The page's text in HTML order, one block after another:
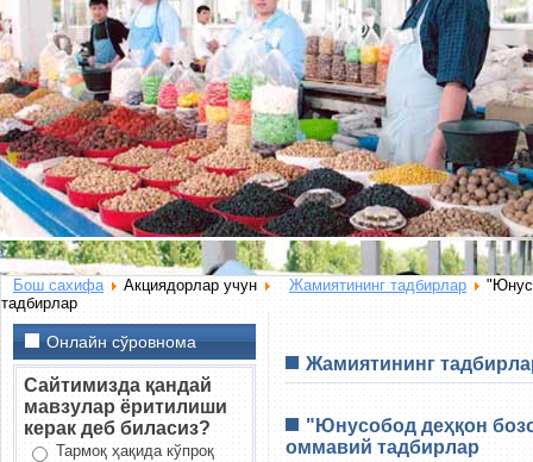
Бош сахифа Акциядорлар учун Жамиятининг тадбирлар
тадбирлар
Онлайн сўровнома
Сайтимизда қандай
мавзулар ёритилиши
керак деб биласиз?
Тармоқ ҳақида кўпроқ
Жамиятининг
"Юнусобод деҳқон
оммавий тадбирлар